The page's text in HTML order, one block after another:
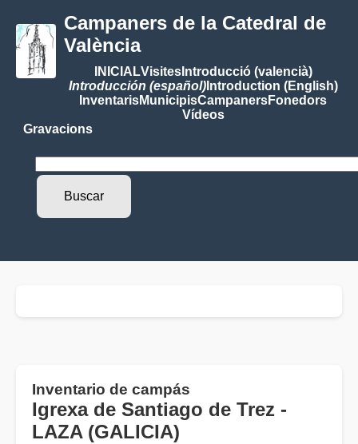
Campaners de la Catedral de
València
INICIALVisitesIntroducció (valencià)
Introducción (español)Introduction (English)
InventarisMunicipisCampanersFonedors
Vídeos
Gravacions
Inventario de campás
Igrexa de Santiago de Trez -
LAZA (GALICIA)